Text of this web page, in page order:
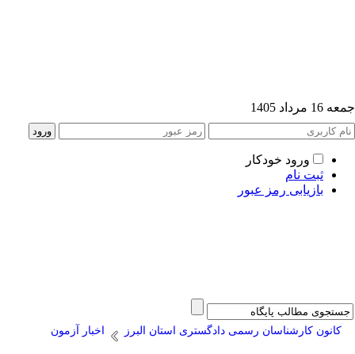
مرداد 1405
ورود خودکار
ثبت نام
بازیابی رمز عبور
کانون کارشناسان رسمی دادگستری استان البرز اخبار آزمون